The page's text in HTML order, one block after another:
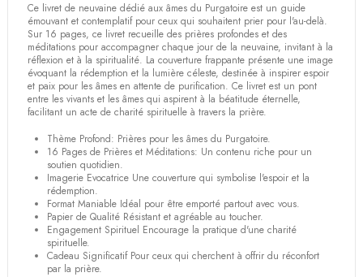
Ce livret de neuvaine dédié aux âmes du Purgatoire est un guide
émouvant et contemplatif pour ceux qui souhaitent prier pour l'au-delà.
Sur 16 pages, ce livret recueille des prières profondes et des
méditations pour accompagner chaque jour de la neuvaine, invitant à la
réflexion et à la spiritualité. La couverture frappante présente une image
évoquant la rédemption et la lumière céleste, destinée à inspirer espoir
et paix pour les âmes en attente de purification. Ce livret est un pont
entre les vivants et les âmes qui aspirent à la béatitude éternelle,
facilitant un acte de charité spirituelle à travers la prière.
Thème Profond: Prières pour les âmes du Purgatoire.
16 Pages de Prières et Méditations: Un contenu riche pour un
soutien quotidien.
Imagerie Evocatrice Une couverture qui symbolise l'espoir et la
rédemption.
Format Maniable Idéal pour être emporté partout avec vous.
Papier de Qualité Résistant et agréable au toucher.
Engagement Spirituel Encourage la pratique d'une charité
spirituelle.
Cadeau Significatif Pour ceux qui cherchent à offrir du réconfort
par la prière.